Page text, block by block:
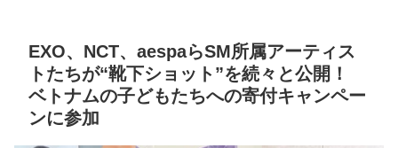
EXO、NCT、aespaらSM所属アーティス
トたちが“靴下ショット”を続々と公開！
ベトナムの子どもたちへの寄付キャンペー
ンに参加